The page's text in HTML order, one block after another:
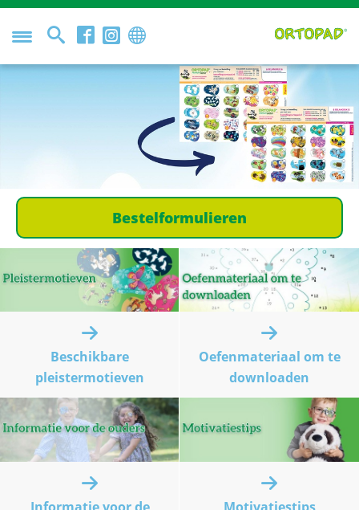
Bestelformulieren
Beschikbare
pleistermotieven
Oefenmateriaal om te
downloaden